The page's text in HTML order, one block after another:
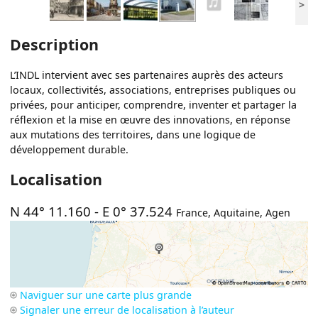
>
Description
L’INDL intervient avec ses partenaires auprès des acteurs
locaux, collectivités, associations, entreprises publiques ou
privées, pour anticiper, comprendre, inventer et partager la
réflexion et la mise en œuvre des innovations, en réponse
aux mutations des territoires, dans une logique de
développement durable.
Localisation
N 44° 11.160 - E 0° 37.524 France,Aquitaine,Agen
Naviguer sur une carte plus grande
Signaler une erreur de localisation à l’auteur